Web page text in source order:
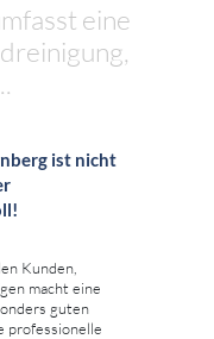
eine
ist nicht
Kunden,
macht eine
guten
professionelle